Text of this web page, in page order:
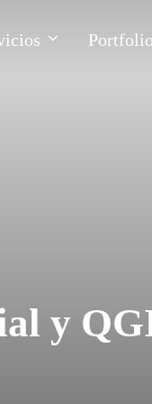
Portfolio
y